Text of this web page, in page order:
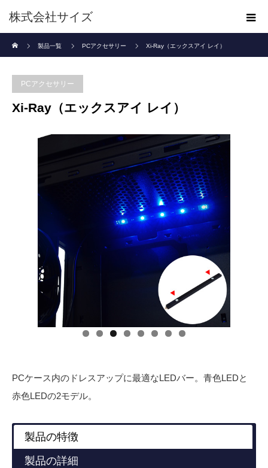
株式会社サイズ
製品一覧
PCアクセサリー Xi-Ray（エックスアイ レイ）
PCアクセサリー
Xi-Ray（エックスアイ レイ）
PCケース内のドレスアップに最適なLEDバー。青色LEDと
赤色LEDの2モデル。
製品の特徴
製品の詳細